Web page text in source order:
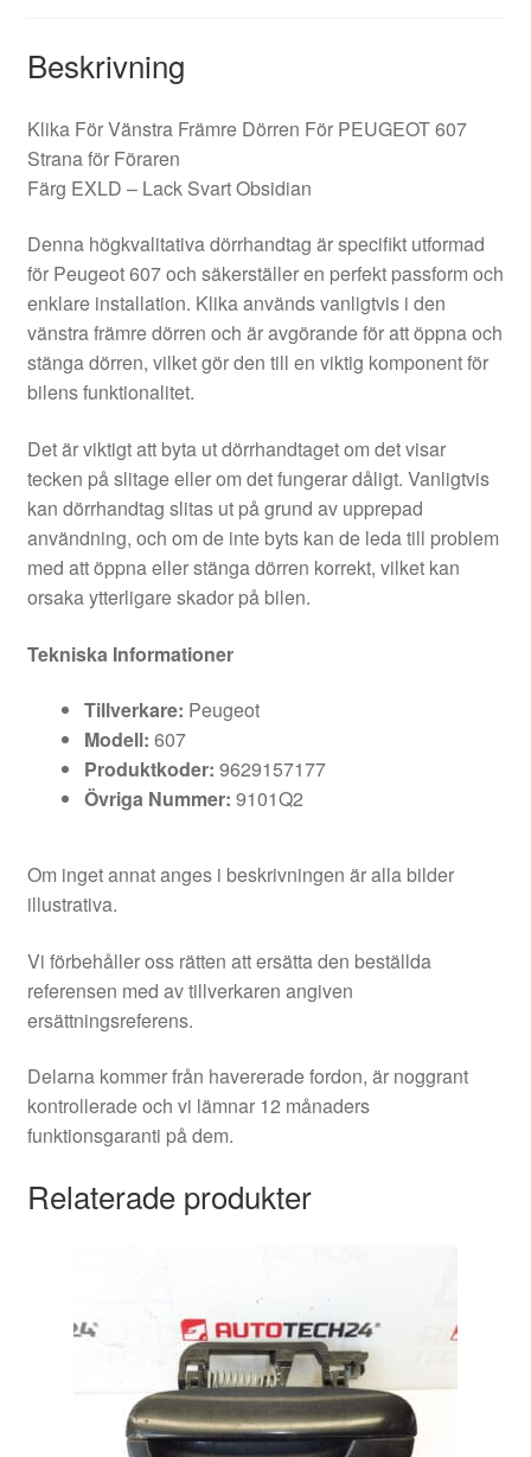
Beskrivning
Klika För Vänstra Främre Dörren För PEUGEOT 607
Strana för Föraren
Färg EXLD – Lack Svart Obsidian
Denna högkvalitativa dörrhandtag är specifikt utformad
för Peugeot 607 och säkerställer en perfekt passform och
enklare installation. Klika används vanligtvis i den
vänstra främre dörren och är avgörande för att öppna och
stänga dörren, vilket gör den till en viktig komponent för
bilens funktionalitet.
Det är viktigt att byta ut dörrhandtaget om det visar
tecken på slitage eller om det fungerar dåligt. Vanligtvis
kan dörrhandtag slitas ut på grund av upprepad
användning, och om de inte byts kan de leda till problem
med att öppna eller stänga dörren korrekt, vilket kan
orsaka ytterligare skador på bilen.
Tekniska Informationer
Tillverkare: Peugeot
Modell: 607
Produktkoder: 9629157177
Övriga Nummer: 9101Q2
Om inget annat anges i beskrivningen är alla bilder
illustrativa.
Vi förbehåller oss rätten att ersätta den beställda
referensen med av tillverkaren angiven
ersättningsreferens.
Delarna kommer från havererade fordon, är noggrant
kontrollerade och vi lämnar 12 månaders
funktionsgaranti på dem.
Relaterade produkter